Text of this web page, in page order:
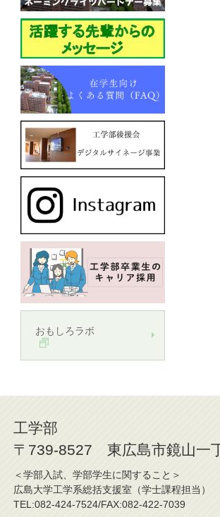
おもしろラボ
工学部
〒739-8527 東広島市鏡山一
＜学部入試、学部学生に関する
広島大学工学系総括支援室（学士課
TEL:082-424-7524/FAX:082-422-